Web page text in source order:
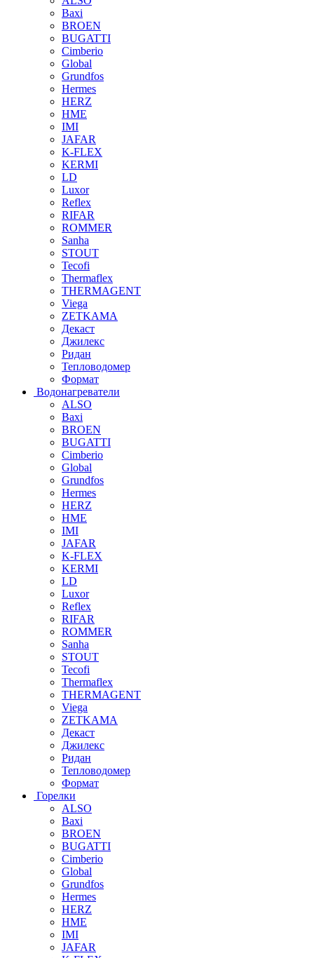
Baxi
BROEN
BUGATTI
Cimberio
Global
Grundfos
Hermes
HERZ
HME
IMI
JAFAR
K-FLEX
KERMI
LD
Luxor
Reflex
RIFAR
ROMMER
Sanha
STOUT
Tecofi
Thermaflex
THERMAGENT
Viega
ZETKAMA
Декаст
Джилекс
Ридан
Тепловодомер
Формат
Водонагреватели
ALSO
Baxi
BROEN
BUGATTI
Cimberio
Global
Grundfos
Hermes
HERZ
HME
IMI
JAFAR
K-FLEX
KERMI
LD
Luxor
Reflex
RIFAR
ROMMER
Sanha
STOUT
Tecofi
Thermaflex
THERMAGENT
Viega
ZETKAMA
Декаст
Джилекс
Ридан
Тепловодомер
Формат
Горелки
ALSO
Baxi
BROEN
BUGATTI
Cimberio
Global
Grundfos
Hermes
HERZ
HME
IMI
JAFAR